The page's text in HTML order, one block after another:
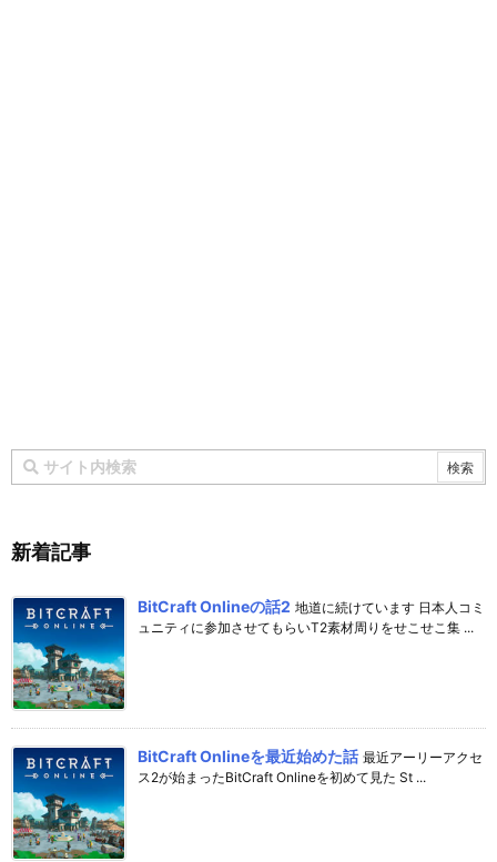
新着記事
BitCraft Onlineの話2 地道に続けています 日本人コミ
ュニティに参加させてもらいT2素材周りをせこせこ集 ...
BitCraft Onlineを最近始めた話 最近アーリーアクセ
ス2が始まったBitCraft Onlineを初めて見た St ...